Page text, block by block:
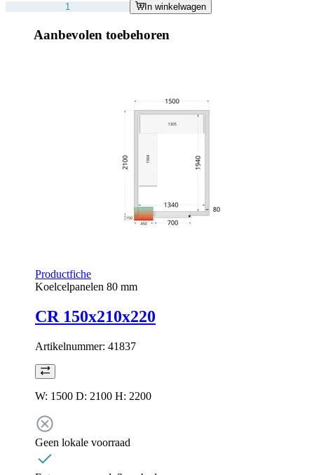
In winkelwagen
Aanbevolen toebehoren
Productfiche
Koelcelpanelen 80 mm
CR 150x210x220
Artikelnummer: 41837
W: 1500 D: 2100 H: 2200
Geen lokale voorraad